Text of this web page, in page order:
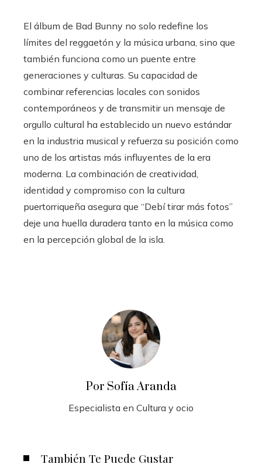
El álbum de Bad Bunny no solo redefine los
límites del reggaetón y la música urbana, sino que
también funciona como un puente entre
generaciones y culturas. Su capacidad de
combinar referencias locales con sonidos
contemporáneos y de transmitir un mensaje de
orgullo cultural ha establecido un nuevo estándar
en la industria musical y refuerza su posición como
uno de los artistas más influyentes de la era
moderna. La combinación de creatividad,
identidad y compromiso con la cultura
puertorriqueña asegura que “Debí tirar más fotos”
deje una huella duradera tanto en la música como
en la percepción global de la isla.
Por Sofía Aranda
Especialista en Cultura y ocio
También Te Puede Gustar